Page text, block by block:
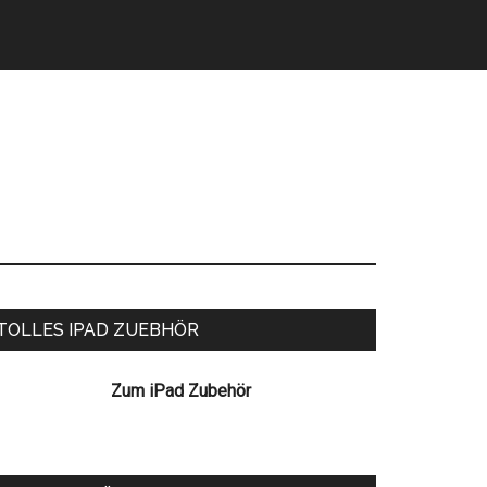
IPAD ZUEBHÖR
Zum iPad Zubehör